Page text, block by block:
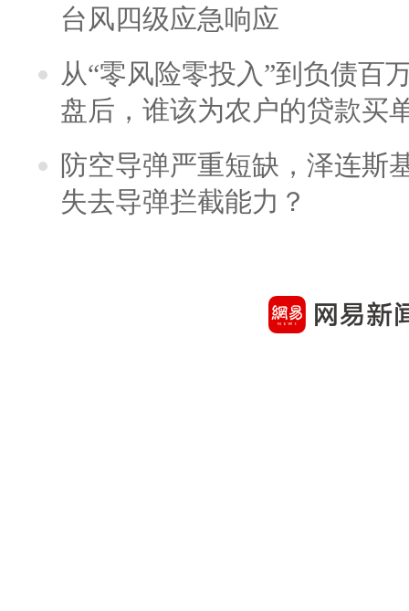
台风四级应急响应
从“零风险零投入”到负债百
盘后，谁该为农户的贷款买
防空导弹严重短缺，泽连斯
失去导弹拦截能力？